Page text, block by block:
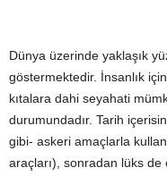
Dünya üzerinde yaklaşık
göstermektedir. İnsanlık
kıtalara dahi seyahati
durumundadır. Tarih
gibi- askeri amaçlarla
araçları), sonradan lüks de